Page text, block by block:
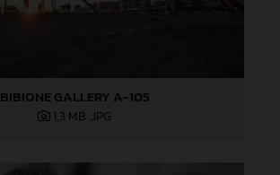
BIBIONE GALLERY A-105
1,3 MB .JPG